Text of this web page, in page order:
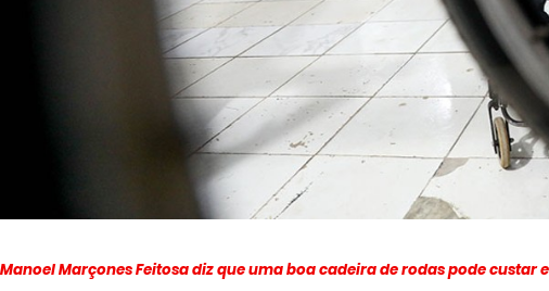
Manoel Marçones Feitosa diz que uma boa cadeira de rodas pode